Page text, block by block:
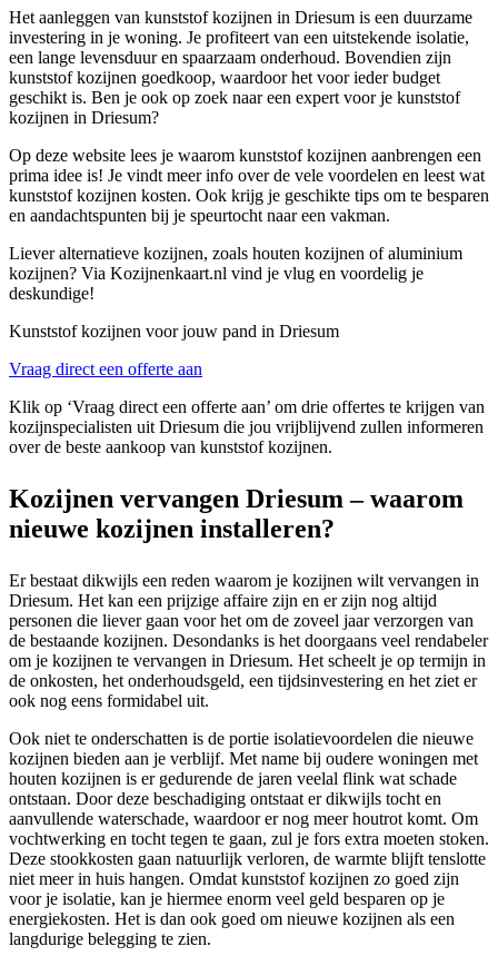
Het aanleggen van kunststof kozijnen in Driesum is een duurzame
investering in je woning. Je profiteert van een uitstekende isolatie,
een lange levensduur en spaarzaam onderhoud. Bovendien zijn
kunststof kozijnen goedkoop, waardoor het voor ieder budget
geschikt is. Ben je ook op zoek naar een expert voor je kunststof
kozijnen in Driesum?
Op deze website lees je waarom kunststof kozijnen aanbrengen een
prima idee is! Je vindt meer info over de vele voordelen en leest wat
kunststof kozijnen kosten. Ook krijg je geschikte tips om te besparen
en aandachtspunten bij je speurtocht naar een vakman.
Liever alternatieve kozijnen, zoals houten kozijnen of aluminium
kozijnen? Via Kozijnenkaart.nl vind je vlug en voordelig je
deskundige!
Kunststof kozijnen voor jouw pand in Driesum
Vraag direct een offerte aan
Klik op ‘Vraag direct een offerte aan’ om drie offertes te krijgen van
kozijnspecialisten uit Driesum die jou vrijblijvend zullen informeren
over de beste aankoop van kunststof kozijnen.
Kozijnen vervangen Driesum – waarom
nieuwe kozijnen installeren?
Er bestaat dikwijls een reden waarom je kozijnen wilt vervangen in
Driesum. Het kan een prijzige affaire zijn en er zijn nog altijd
personen die liever gaan voor het om de zoveel jaar verzorgen van
de bestaande kozijnen. Desondanks is het doorgaans veel rendabeler
om je kozijnen te vervangen in Driesum. Het scheelt je op termijn in
de onkosten, het onderhoudsgeld, een tijdsinvestering en het ziet er
ook nog eens formidabel uit.
Ook niet te onderschatten is de portie isolatievoordelen die nieuwe
kozijnen bieden aan je verblijf. Met name bij oudere woningen met
houten kozijnen is er gedurende de jaren veelal flink wat schade
ontstaan. Door deze beschadiging ontstaat er dikwijls tocht en
aanvullende waterschade, waardoor er nog meer houtrot komt. Om
vochtwerking en tocht tegen te gaan, zul je fors extra moeten stoken.
Deze stookkosten gaan natuurlijk verloren, de warmte blijft tenslotte
niet meer in huis hangen. Omdat kunststof kozijnen zo goed zijn
voor je isolatie, kan je hiermee enorm veel geld besparen op je
energiekosten. Het is dan ook goed om nieuwe kozijnen als een
langdurige belegging te zien.